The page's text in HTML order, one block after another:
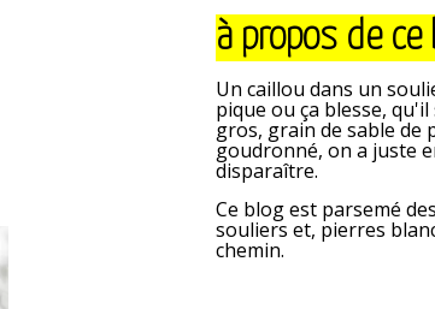
à propos de ce
Un caillou dans un
pique ou ça blesse,
gros, grain de sable de
goudronné, on a juste
disparaître.
Ce blog est parsemé
souliers et, pierres
chemin.